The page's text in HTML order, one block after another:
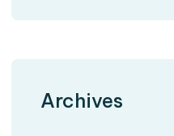
Archives